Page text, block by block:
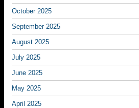
October 2025
September 2025
August 2025
July 2025
June 2025
May 2025
April 2025